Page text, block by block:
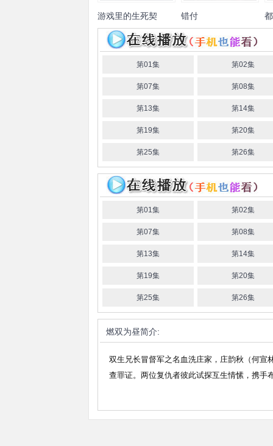
游戏里的生死契
张思帆 栾一诺
错付
孟璐 麻家铭 杨承翰 张梓
璐 邢赫楚
第01集 第02集
第07集 第08集
第13集 第14集
第19集 第20集
第25集 第26集
第01集 第02集
第07集 第08集
第13集 第14集
第19集 第20集
第25集 第26集
燃双为昼简介:
双生兄长冒督军之名血洗庄家，庄韵秋（何宣
查罪证。两位复仇者彼此试探互生情愫，携手